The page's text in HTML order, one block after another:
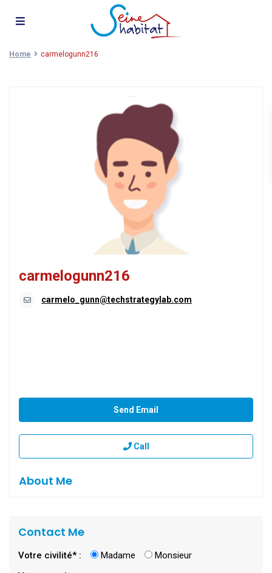
Home carmelogunn216
carmelogunn216
carmelo_gunn@techstrategylab.com
Send Email
Call
About Me
Contact Me
Votre civilité* : Madame
Monsieur